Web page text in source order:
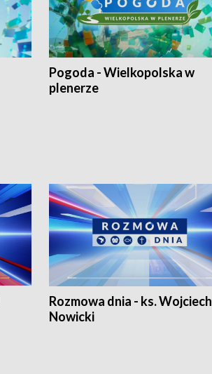
Pogoda - Wielkopolska w
plenerze
Rozmowa dnia - ks. Wojciech
Nowicki